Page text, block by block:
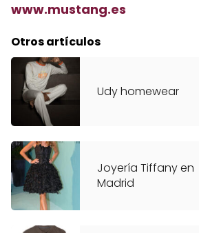
www.mustang.es
Otros artículos
Udy homewear
Joyería Tiffany en
Madrid